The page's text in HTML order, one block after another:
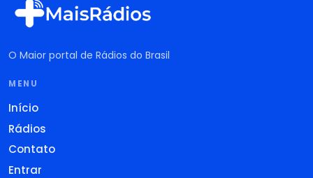
O Maior portal de Rádios do Brasil
MENU
Início
Rádios
Contato
Entrar